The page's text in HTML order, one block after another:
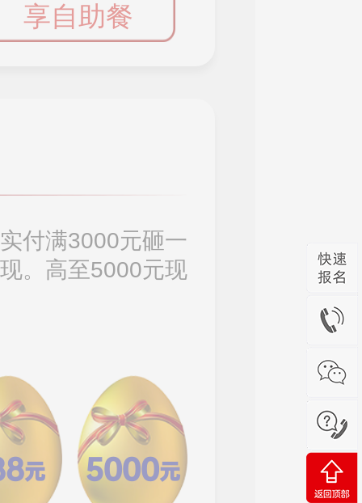
享自助餐
付满3000元砸一
。高至5000元现
元 5000元